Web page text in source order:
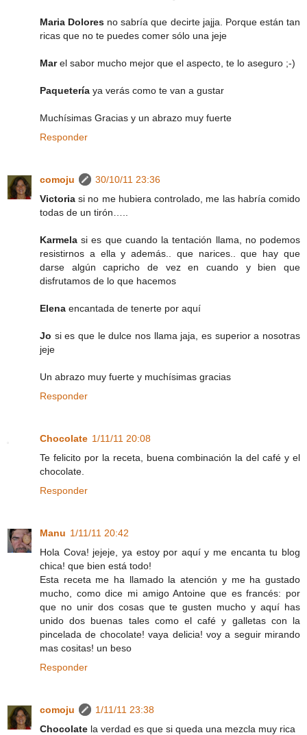
Maria Dolores no sabría que decirte jajja. Porque están tan
ricas que no te puedes comer sólo una jeje
Marel sabor mucho mejor que el aspecto, te lo aseguro ;-)
Paquetería ya verás como te van a gustar
Muchísimas Gracias y un abrazo muy fuerte
Responder
comoju
30/10/11 23:36
Victoriasi no me hubiera controlado, me las habría comido
todas de un tirón…..
Karmelasi es que cuando la tentación llama, no podemos
resistirnos a ella y además.. que narices.. que hay que
darse algún capricho de vez en cuando y bien que
disfrutamos de lo que hacemos
Elena encantada de tenerte por aquí
Jo si es que le dulce nos llama jaja, es superior a nosotras
jeje
Un abrazo muy fuerte y muchísimas gracias
Responder
Chocolate 1/11/11 20:08
Te felicito por la receta, buena combinación la del café y el
chocolate.
Responder
Manu 1/11/11 20:42
Hola Cova! jejeje, ya estoy por aquí y me encanta tu blog
chica! que bien está todo!
Esta receta me ha llamado la atención y me ha gustado
mucho, como dice mi amigo Antoine que es francés: por
que no unir dos cosas que te gusten mucho y aquí has
unido dos buenas tales como el café y galletas con la
pincelada de chocolate! vaya delicia! voy a seguir mirando
mas cositas! un beso
Responder
comoju
1/11/11 23:38
Chocolate la verdad es que si queda una mezcla muy rica